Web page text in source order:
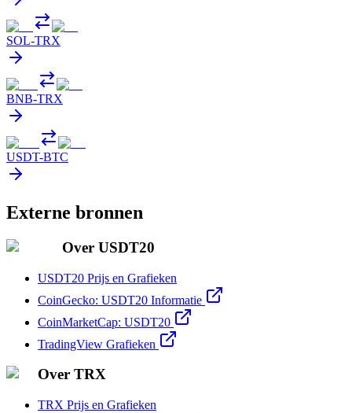
SOL-TRX
BNB-TRX
USDT-BTC
Externe bronnen
Over USDT20
USDT20 Prijs en Grafieken
CoinGecko: USDT20 Informatie
CoinMarketCap: USDT20
TradingView Grafieken
Over TRX
TRX Prijs en Grafieken